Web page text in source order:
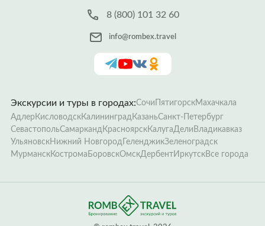
8 (800) 101 32 60
info@rombex.travel
Экскурсии и туры в городах:Сочи ПятигорскМахачкала
Адлер КисловодскКалининград КазаньСанкт-Петербург
СевастопольСамарканд КрасноярскКалугаДели Владикавказ
УльяновскНижний Новгород ГеленджикЗеленоградск
МурманскКострома БоровскОмскДербентИркутскВсе города